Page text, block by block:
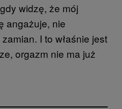
widzę, że mój
angażuje, nie
I to właśnie jest
orgazm nie ma już